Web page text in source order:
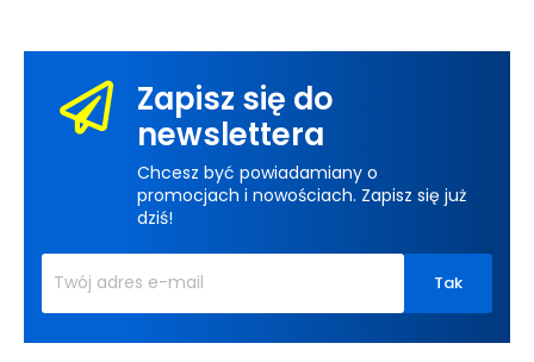
Zapisz się do
newslettera
Chcesz być powiadamiany o
promocjach i nowościach. Zapisz się już
dziś!